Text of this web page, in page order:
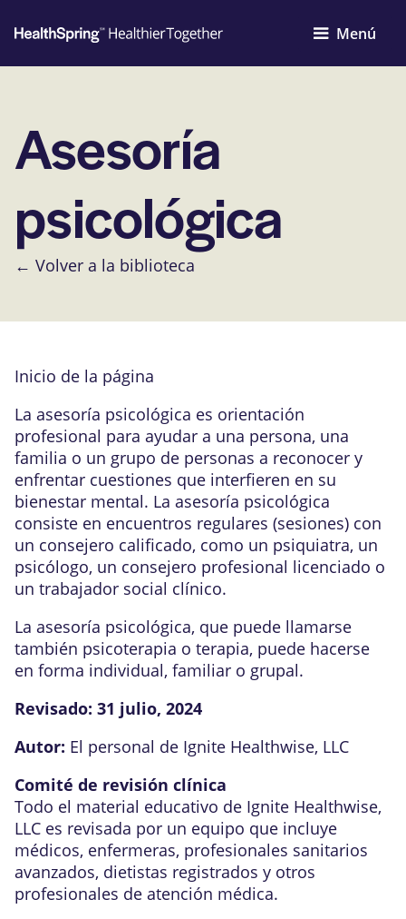
Menú
Asesoría
psicológica
← Volver a la biblioteca
Inicio de la página
La asesoría psicológica es orientación
profesional para ayudar a una persona, una
familia o un grupo de personas a reconocer y
enfrentar cuestiones que interfieren en su
bienestar mental. La asesoría psicológica
consiste en encuentros regulares (sesiones) con
un consejero calificado, como un psiquiatra, un
psicólogo, un consejero profesional licenciado o
un trabajador social clínico.
La asesoría psicológica, que puede llamarse
también psicoterapia o terapia, puede hacerse
en forma individual, familiar o grupal.
Revisado: 31 julio, 2024
Autor: El personal de Ignite Healthwise, LLC
Comité de revisión clínica
Todo el material educativo de Ignite Healthwise,
LLC es revisada por un equipo que incluye
médicos, enfermeras, profesionales sanitarios
avanzados, dietistas registrados y otros
profesionales de atención médica.